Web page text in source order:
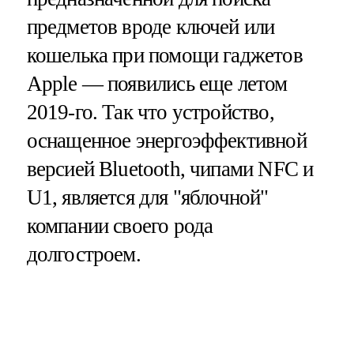
предметов вроде ключей или
кошелька при помощи гаджетов
Apple — появились еще летом
2019-го. Так что устройство,
оснащенное энергоэффективной
версией Bluetooth, чипами NFC и
U1, является для "яблочной"
компании своего рода
долгостроем.